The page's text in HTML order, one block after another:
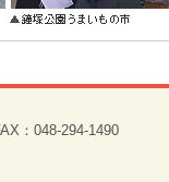
：048-294-1490